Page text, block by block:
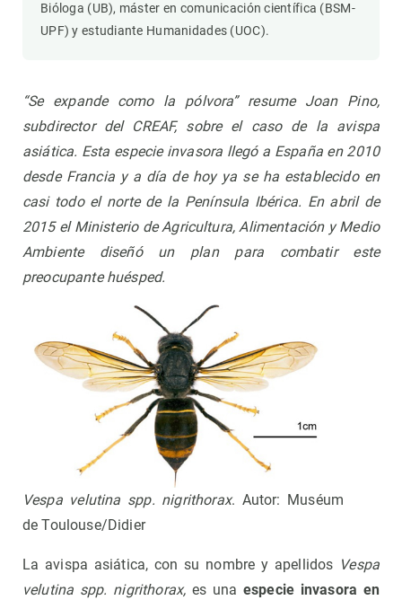
Bióloga (UB), máster en comunicación científica (BSM-
UPF) y estudiante Humanidades (UOC).
“Se expande como la pólvora” resume Joan Pino,
subdirector del CREAF, sobre el caso de la avispa
asiática. Esta especie invasora llegó a España en 2010
desde Francia y a día de hoy ya se ha establecido en
casi todo el norte de la Península Ibérica. En abril de
2015 el Ministerio de Agricultura, Alimentación y Medio
Ambiente diseñó un plan para combatir este
preocupante huésped.
Vespa velutina spp. nigrithorax. Autor: Muséum
de Toulouse/Didier
La avispa asiática, con su nombre y apellidos Vespa
velutina spp. nigrithorax, es una especie invasora en